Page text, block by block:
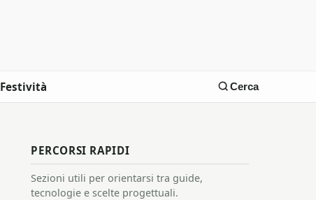
Festività Cerca
PERCORSI RAPIDI
Sezioni utili per orientarsi tra guide,
tecnologie e scelte progettuali.